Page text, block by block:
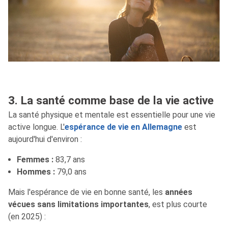
3. La santé comme base de la vie active
La santé physique et mentale est essentielle pour une vie
active longue. L'espérance de vie en Allemagne est
aujourd'hui d'environ :
Femmes : 83,7 ans
Hommes : 79,0 ans
Mais l'espérance de vie en bonne santé, les années
vécues sans limitations importantes, est plus courte
(en 2025) :